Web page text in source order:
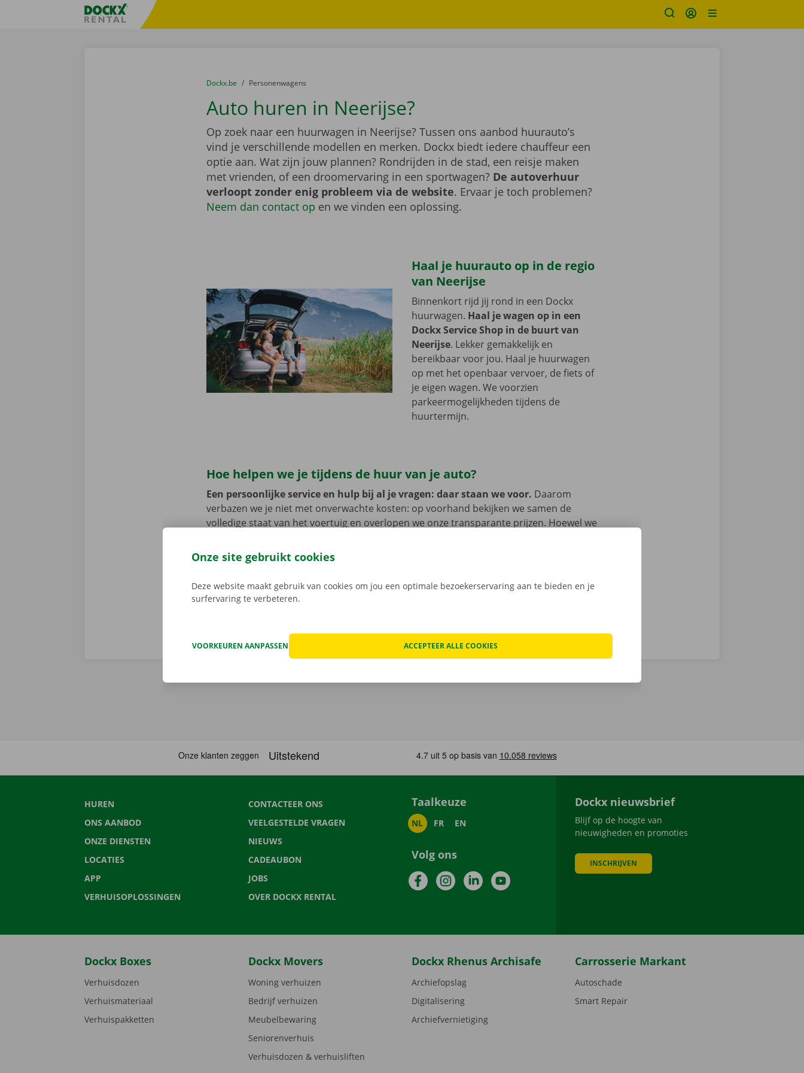
Taalselectie overslaanFratello DEMO
U bevindt zich hier:
van
Dockx.be naar
Personenwagens
Auto huren in Neerijse?
Op zoek naar een huurwagen in Neerijse? Tussen ons aanbod huurauto’s
vind je verschillende modellen en merken. Dockx biedt iedere chauffeur een
optie aan. Wat zijn jouw plannen? Rondrijden in de stad, een reisje maken
met vrienden, of een droomervaring in een sportwagen? De autoverhuur
verloopt zonder enig probleem via de website. Ervaar je toch problemen?
Neem dan contact op en we vinden een oplossing.
Haal je huurauto op in de regio
van Neerijse
Binnenkort rijd jij rond in een Dockx
huurwagen. Haal je wagen op in een
Dockx Service Shop in de buurt van
Neerijse. Lekker gemakkelijk en
bereikbaar voor jou. Haal je huurwagen
op met het openbaar vervoer, de fiets of
je eigen wagen. We voorzien
parkeermogelijkheden tijdens de
huurtermijn.
Hoe helpen we je tijdens de huur van je auto?
Een persoonlijke service en hulp bij al je vragen: daar staan we voor. Daarom
verbazen we je niet met onverwachte kosten: op voorhand bekijken we samen de
volledige staat van het voertuig en overlopen we onze transparante prijzen. Hoewel we
vertoont. In dat geval staat er 24/7 assistentie en pechverhelping voor je klaar: in heel
Europa. Zo vertrek je zorgeloos op pad met je huurauto.
HUREN
ONS AANBOD
ONZE DIENSTEN
LOCATIES
APP
VERHUISOPLOSSINGEN
CONTACTEER ONS
VEELGESTELDE VRAGEN
NIEUWS
CADEAUBON
JOBS
OVER DOCKX RENTAL
Taalkeuze
NL FR EN
Volg ons
FacebookInstagramLinkedInYouTube
Dockx nieuwsbrief
Blijf op de hoogte van
nieuwigheden en promoties
INSCHRIJVEN
Dockx Boxes
Verhuisdozen
Verhuismateriaal
Verhuispakketten
Dockx Movers
Woning verhuizen
Bedrijf verhuizen
Meubelbewaring
Seniorenverhuis
Verhuisdozen & verhuisliften
Dockx Rhenus Archisafe
Archiefopslag
Digitalisering
Archiefvernietiging
Carrosserie Markant
Autoschade
Smart Repair
Onze site gebruikt cookies
Deze website maakt gebruik van cookies om jou een optimale bezoekerservaring aan te bieden en je
surfervaring te verbeteren.
VOORKEUREN AANPASSEN ACCEPTEER ALLE COOKIES